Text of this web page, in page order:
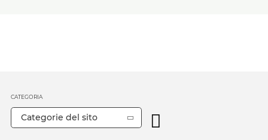
CATEGORIA
Categorie del sito